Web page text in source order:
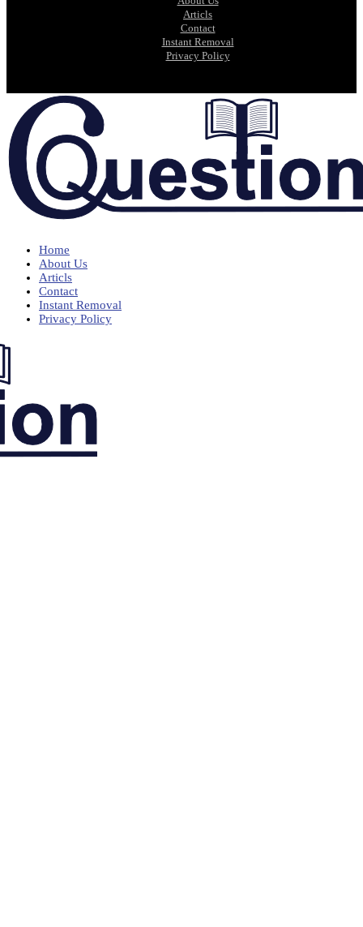
Articls
Contact
Instant Removal
Privacy Policy
Home
About Us
Articls
Contact
Instant Removal
Privacy Policy